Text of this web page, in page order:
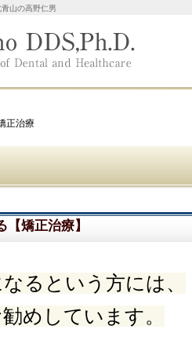
山の高野仁男
正治療
矯正治療】
るという方には、
めしています。